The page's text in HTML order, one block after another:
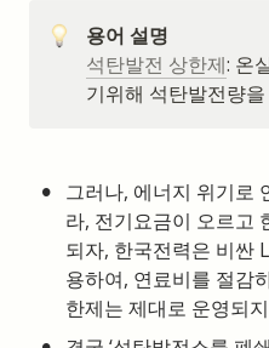
용어 설명
석탄발전 상한제: 온
기위해 석탄발전량
• 그러나, 에너지 위기로
라, 전기요금이 오르고
되자, 한국전력은 비싼
용하여, 연료비를 절감
한제는 제대로 운영되